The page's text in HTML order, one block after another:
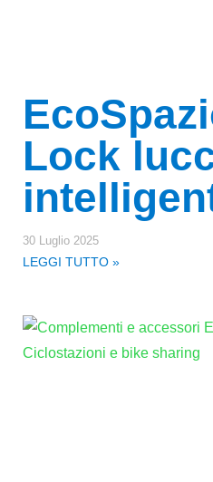
Lock
30 Luglio 2025
LEGGI TUTTO »